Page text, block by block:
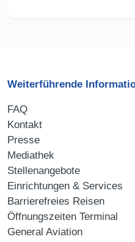
Weiterführende
FAQ
Kontakt
Presse
Mediathek
Stellenangebote
Einrichtungen & Services
Barrierefreies Reisen
Öffnungszeiten Terminal
General Aviation